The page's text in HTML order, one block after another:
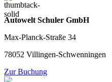
Autowelt Schuler GmbH
Max-Planck-Straße 34
78052 Villingen-Schwenningen
Zur Buchung